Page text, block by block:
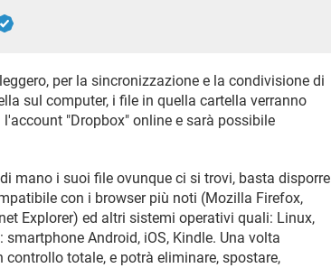
per la sincronizzazione e la condivisione di
sul computer, i file in quella cartella verranno
"Dropbox" online e sarà possibile
mano i suoi file ovunque ci si trovi, basta disporre
con i browser più noti (Mozilla Firefox,
Explorer) ed altri sistemi operativi quali: Linux,
Android, iOS, Kindle. Una volta
totale, e potrà eliminare, spostare,